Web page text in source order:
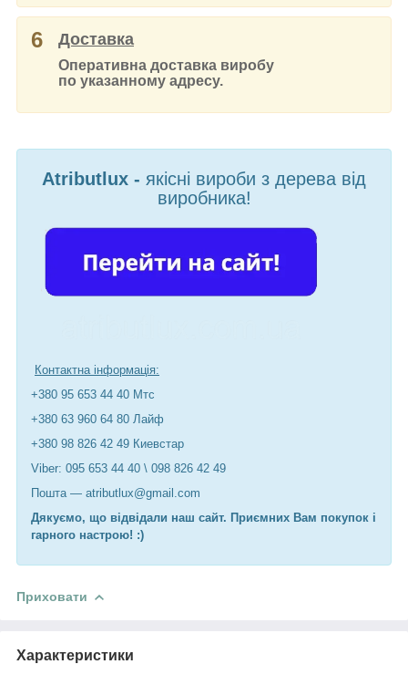
6 Доставка
Оперативна доставка виробу
по указанному адресу.
Atributlux - якісні вироби з дерева від
виробника!
Контактна інформація:
+380 95 653 44 40 Мтс
+380 63 960 64 80 Лайф
+380 98 826 42 49 Киевстар
Viber: 095 653 44 40 \ 098 826 42 49
Пошта — atributlux@gmail.com
Дякуємо, що відвідали наш сайт. Приємних Вам покупок і
гарного настрою! :)
Приховати
Характеристики